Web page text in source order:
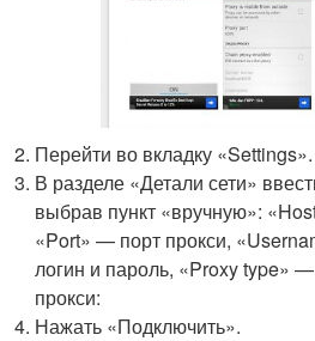
Перейти во вкладку
В разделе «Детали сети»
выбрав пункт «вручную»:
«Port» — порт прокси,
логин и пароль, «Proxy type»
прокси:
Нажать «Подключить».